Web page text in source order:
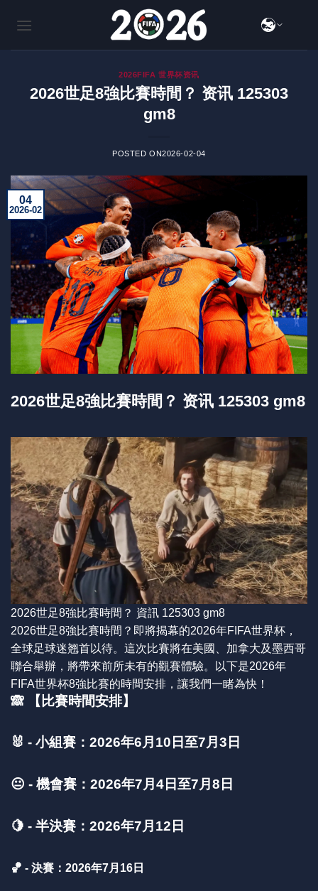
2026FIFA 世界杯资讯
2026世足8強比賽時間？ 资讯 125303
gm8
POSTED ON2026-02-04
04
2026-02
2026世足8強比賽時間？ 资讯 125303 gm8
2026世足8強比賽時間？ 資訊 125303 gm8
2026世足8強比賽時間？即將揭幕的2026年FIFA世界杯，
全球足球迷翘首以待。這次比賽將在美國、加拿大及墨西哥
聯合舉辦，將帶來前所未有的觀賽體驗。以下是2026年
FIFA世界杯8強比賽的時間安排，讓我們一睹為快！
🙈 【比賽時間安排】
🐰 - 小組賽：2026年6月10日至7月3日
😐 - 機會賽：2026年7月4日至7月8日
🍋 - 半決賽：2026年7月12日
🏀 - 決賽：2026年7月16日